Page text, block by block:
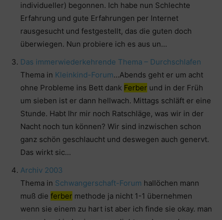
individueller) begonnen. Ich habe nun Schlechte
Erfahrung und gute Erfahrungen per Internet
rausgesucht und festgestellt, das die guten doch
überwiegen. Nun probiere ich es aus un…
Das immerwiederkehrende Thema – Durchschlafen
Thema in Kleinkind-Forum…Abends geht er um acht
ohne Probleme ins Bett dank Ferber und in der Früh
um sieben ist er dann hellwach. Mittags schläft er eine
Stunde. Habt Ihr mir noch Ratschläge, was wir in der
Nacht noch tun können? Wir sind inzwischen schon
ganz schön geschlaucht und deswegen auch genervt.
Das wirkt sic…
Archiv 2003
Thema in Schwangerschaft-Forum hallöchen mann
muß die ferber methode ja nicht 1-1 übernehmen
wenn sie einem zu hart ist aber ich finde sie okay. man